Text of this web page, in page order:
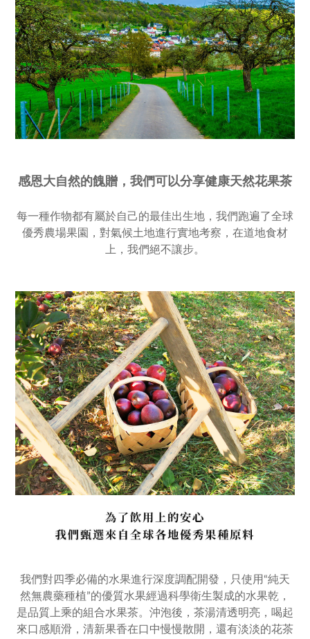
感恩大自然的餽贈，我們可以分享健康天然花果茶
每一種作物都有屬於自己的最佳出生地，我們跑遍了全球
優秀農場果園，對氣候土地進行實地考察，在道地食材
上，我們絕不讓步。
我們對四季必備的水果進行深度調配開發，只使用“純天
然無農藥種植”的優質水果經過科學衛生製成的水果乾，
是品質上乘的組合水果茶。沖泡後，茶湯清透明亮，喝起
來口感順滑，清新果香在口中慢慢散開，還有淡淡的花茶